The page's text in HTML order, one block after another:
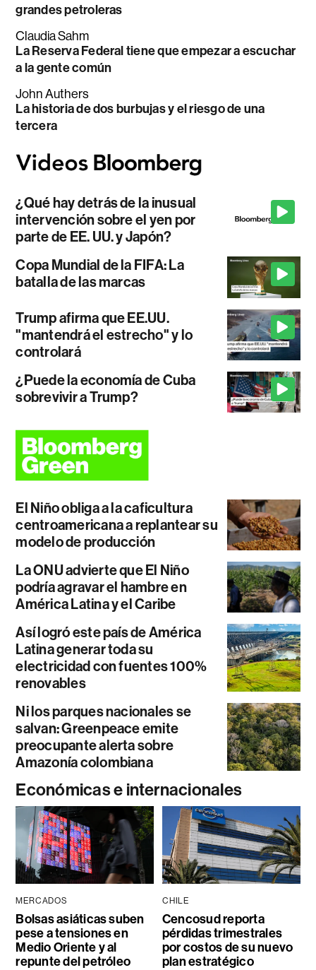
grandes petroleras
Claudia Sahm
La Reserva Federal tiene que empezar a escuchar
a la gente común
John Authers
La historia de dos burbujas y el riesgo de una
tercera
¿Qué hay detrás de la inusual
intervención sobre el yen por
parte de EE. UU. y Japón?
Copa Mundial de la FIFA: La
batalla de las marcas
Trump afirma que EE.UU.
"mantendrá el estrecho" y lo
controlará
¿Puede la economía de Cuba
sobrevivir a Trump?
El Niño obliga a la caficultura
centroamericana a replantear su
modelo de producción
La ONU advierte que El Niño
podría agravar el hambre en
América Latina y el Caribe
Así logró este país de América
Latina generar toda su
electricidad con fuentes 100%
renovables
Ni los parques nacionales se
salvan: Greenpeace emite
preocupante alerta sobre
Amazonía colombiana
Económicas e internacionales
MERCADOS
Bolsas asiáticas suben
pese a tensiones en
Medio Oriente y al
repunte del petróleo
CHILE
Cencosud reporta
pérdidas trimestrales
por costos de su nuevo
plan estratégico